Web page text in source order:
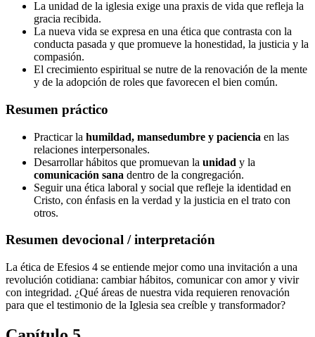
La unidad de la iglesia exige una praxis de vida que refleja la
gracia recibida.
La nueva vida se expresa en una ética que contrasta con la
conducta pasada y que promueve la honestidad, la justicia y la
compasión.
El crecimiento espiritual se nutre de la renovación de la mente
y de la adopción de roles que favorecen el bien común.
Resumen práctico
Practicar la humildad, mansedumbre y paciencia en las
relaciones interpersonales.
Desarrollar hábitos que promuevan la unidad y la
comunicación sana dentro de la congregación.
Seguir una ética laboral y social que refleje la identidad en
Cristo, con énfasis en la verdad y la justicia en el trato con
otros.
Resumen devocional / interpretación
La ética de Efesios 4 se entiende mejor como una invitación a una
revolución cotidiana: cambiar hábitos, comunicar con amor y vivir
con integridad. ¿Qué áreas de nuestra vida requieren renovación
para que el testimonio de la Iglesia sea creíble y transformador?